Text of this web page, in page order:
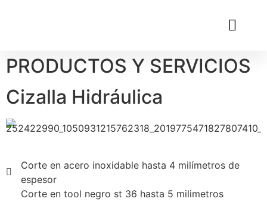
PRODUCTOS Y SERVICIOS
Cizalla Hidráulica
Corte en acero inoxidable hasta 4 milímetros de
espesor
Corte en tool negro st 36 hasta 5 milimetros